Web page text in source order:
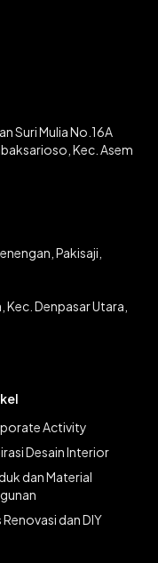
Suri Mulia No.16A
Kec. Asem
Pakisaji,
Denpasar Utara,
Activity
Desain Interior
dan Material
Renovasi dan DIY